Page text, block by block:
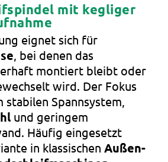
mit kegliger
eignet sich für
, bei denen das
montiert bleibt oder
wird. Der Fokus
Spannsystem,
und geringem
Häufig eingesetzt
in klassischen Außen-